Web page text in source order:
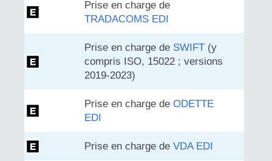
Prise en charge de
TRADACOMS EDI
Prise en charge de SWIFT (y
compris ISO, 15022 ; versions
2019-2023)
Prise en charge de ODETTE
EDI
Prise en charge de VDA EDI